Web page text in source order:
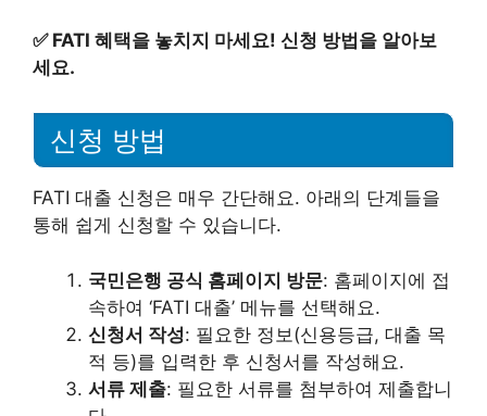
✅ FATI 혜택을 놓치지 마세요! 신청 방법을 알아보
세요.
신청 방법
FATI 대출 신청은 매우 간단해요. 아래의 단계들을
통해 쉽게 신청할 수 있습니다.
국민은행 공식 홈페이지 방문: 홈페이지에 접
속하여 ‘FATI 대출’ 메뉴를 선택해요.
신청서 작성: 필요한 정보(신용등급, 대출 목
적 등)를 입력한 후 신청서를 작성해요.
서류 제출: 필요한 서류를 첨부하여 제출합니